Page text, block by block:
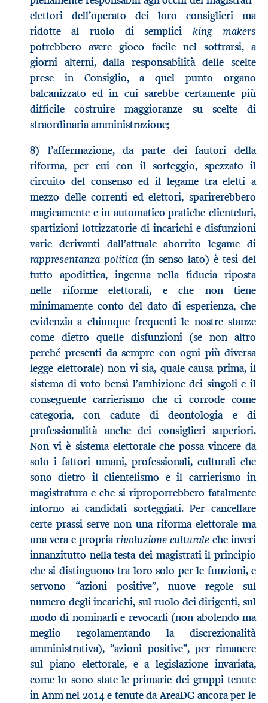
elettori dell’operato dei loro consiglieri ma
ridotte al ruolo di semplici king makers
potrebbero avere gioco facile nel sottrarsi, a
giorni alterni, dalla responsabilità delle scelte
prese in Consiglio, a quel punto organo
balcanizzato ed in cui sarebbe certamente più
difficile costruire maggioranze su scelte di
straordinaria amministrazione;
8) l’affermazione, da parte dei fautori della
riforma, per cui con il sorteggio, spezzato il
circuito del consenso ed il legame tra eletti a
mezzo delle correnti ed elettori, sparirerebbero
magicamente e in automatico pratiche clientelari,
spartizioni lottizzatorie di incarichi e disfunzioni
varie derivanti dall’attuale aborrito legame di
rappresentanza politica(in senso lato) è tesi del
tutto apodittica, ingenua nella fiducia riposta
nelle riforme elettorali, e che non tiene
minimamente conto del dato di esperienza, che
evidenzia a chiunque frequenti le nostre stanze
come dietro quelle disfunzioni (se non altro
perché presenti da sempre con ogni più diversa
legge elettorale) non vi sia, quale causa prima, il
sistema di voto bensì l’ambizione dei singoli e il
conseguente carrierismo che ci corrode come
categoria, con cadute di deontologia e di
professionalità anche dei consiglieri superiori.
Non vi è sistema elettorale che possa vincere da
solo i fattori umani, professionali, culturali che
sono dietro il clientelismo e il carrierismo in
magistratura e che si riproporrebbero fatalmente
intorno ai candidati sorteggiati. Per cancellare
certe prassi serve non una riforma elettorale ma
una vera e propriarivoluzione culturale che inveri
innanzitutto nella testa dei magistrati il principio
che si distinguono tra loro solo per le funzioni, e
servono “azioni positive”, nuove regole sul
numero degli incarichi, sul ruolo dei dirigenti, sul
modo di nominarli e revocarli (non abolendo ma
meglio regolamentando la discrezionalità
amministrativa), “azioni positive”, per rimanere
sul piano elettorale, e a legislazione invariata,
come lo sono state le primarie dei gruppi tenute
in Anm nel 2014 e tenute da AreaDG ancora per le